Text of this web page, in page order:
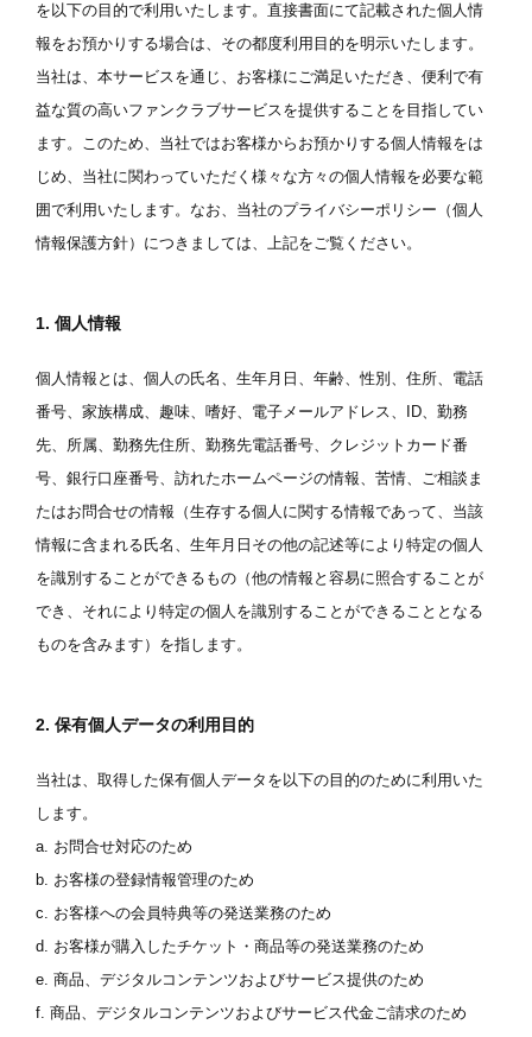
を以下の目的で利用いたします。直接書面にて記載された個人情
報をお預かりする場合は、その都度利用目的を明示いたします。
当社は、本サービスを通じ、お客様にご満足いただき、便利で有
益な質の高いファンクラブサービスを提供することを目指してい
ます。このため、当社ではお客様からお預かりする個人情報をは
じめ、当社に関わっていただく様々な方々の個人情報を必要な範
囲で利用いたします。なお、当社のプライバシーポリシー（個人
情報保護方針）につきましては、上記をご覧ください。
1. 個人情報
個人情報とは、個人の氏名、生年月日、年齢、性別、住所、電話
番号、家族構成、趣味、嗜好、電子メールアドレス、ID、勤務
先、所属、勤務先住所、勤務先電話番号、クレジットカード番
号、銀行口座番号、訪れたホームページの情報、苦情、ご相談ま
たはお問合せの情報（生存する個人に関する情報であって、当該
情報に含まれる氏名、生年月日その他の記述等により特定の個人
を識別することができるもの（他の情報と容易に照合することが
でき、それにより特定の個人を識別することができることとなる
ものを含みます）を指します。
2. 保有個人データの利用目的
当社は、取得した保有個人データを以下の目的のために利用いた
します。
a. お問合せ対応のため
b. お客様の登録情報管理のため
c. お客様への会員特典等の発送業務のため
d. お客様が購入したチケット・商品等の発送業務のため
e. 商品、デジタルコンテンツおよびサービス提供のため
f. 商品、デジタルコンテンツおよびサービス代金ご請求のため